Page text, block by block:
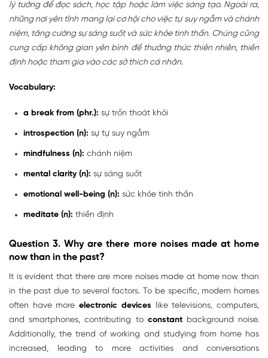
lý tưởng để đọc sách, học tập hoặc làm việc sáng tạo. Ngoài ra,
những nơi yên tĩnh mang lại cơ hội cho việc tự suy ngẫm và chánh
niệm, tăng cường sự sáng suốt và sức khỏe tinh thần. Chúng cũng
cung cấp không gian yên bình để thưởng thức thiên nhiên, thiền
định hoặc tham gia vào các sở thích cá nhân.
Vocabulary:
a break from (phr.): sự trốn thoát khỏi
introspection (n): sự tự suy ngẫm
mindfulness (n): chánh niệm
mental clarity (n): sự sáng suốt
emotional well-being (n): sức khỏe tinh thần
meditate (n): thiền định
Question 3.Why are there more noises made at home
now than in the past?
It is evident that there are more noises made at home now than
in the past due to several factors. To be specific, modern homes
often have moreelectronic devices like televisions, computers,
and smartphones, contributing to constantbackground noise.
Additionally, the trend of working and studying from home has
increased, leading to more activities and conversations